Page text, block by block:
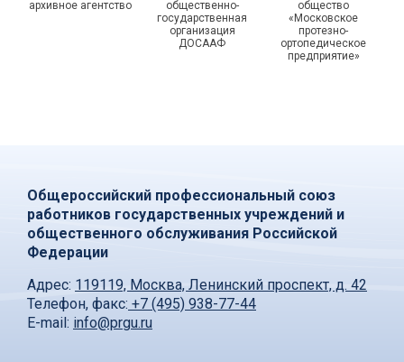
архивное агентство
общественно-
государственная
организация
ДОСААФ
общество
«Московское
протезно-
ортопедическое
предприятие»
Общероссийский профессиональный союз
работников государственных учреждений и
общественного обслуживания Российской
Федерации
Адрес: 119119, Москва, Ленинский проспект, д. 42
Телефон, факс: +7 (495) 938-77-44
E-mail: info@prgu.ru